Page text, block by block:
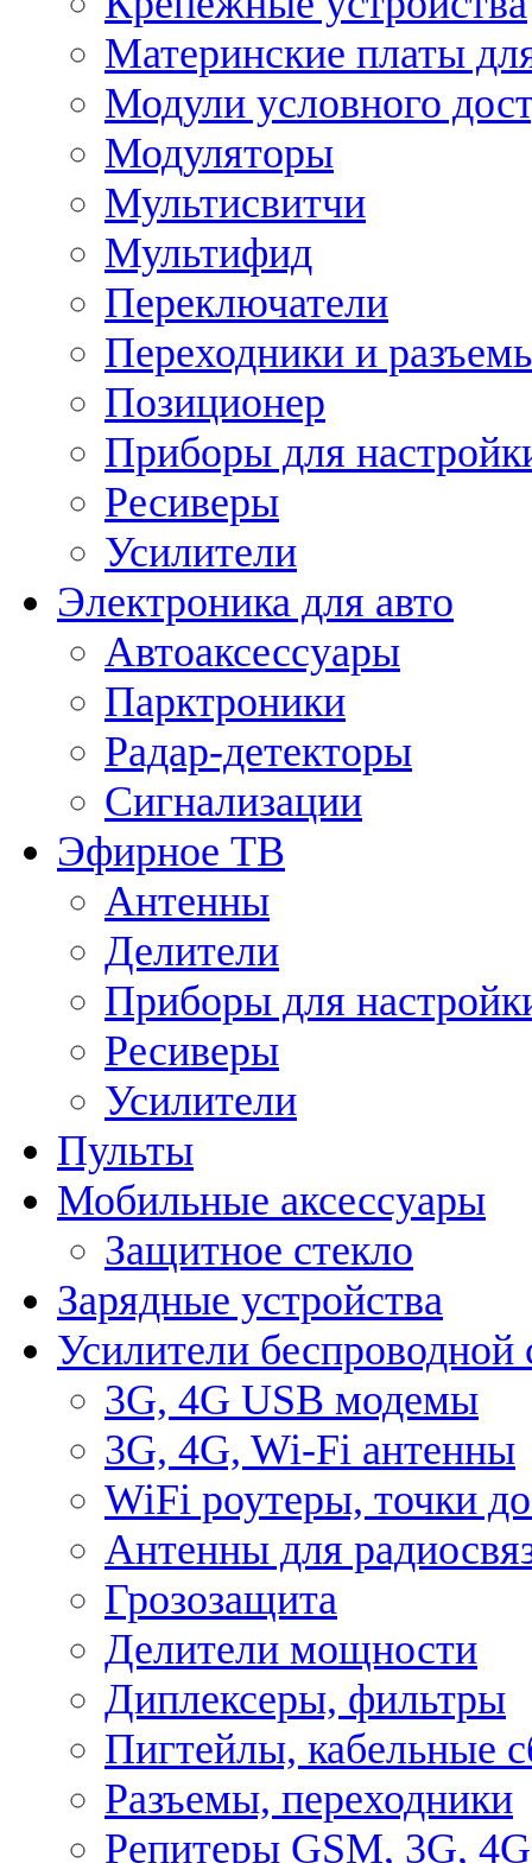
Материнские платы
Модули условного
Модуляторы
Мультисвитчи
Мультифид
Переключатели
Переходники и
Позиционер
Приборы для
Ресиверы
Усилители
Электроника для авто
Автоаксессуары
Парктроники
Радар-детекторы
Сигнализации
Эфирное ТВ
Антенны
Делители
Приборы для
Ресиверы
Усилители
Пульты
Мобильные аксессуары
Защитное стекло
Зарядные устройства
Усилители беспроводной
3G, 4G USB модемы
3G, 4G, Wi-Fi антенны
WiFi роутеры, точки
Антенны для
Грозозащита
Делители мощности
Диплексеры, фильтры
Пигтейлы, кабельные
Разъемы, переходники
Репитеры GSM, 3G, 4G